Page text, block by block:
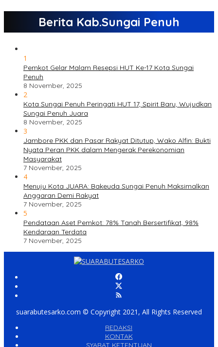
Berita Kab.Sungai Penuh
1
Pemkot Gelar Malam Resepsi HUT Ke-17 Kota Sungai
Penuh
8 November, 2025
2
Kota Sungai Penuh Peringati HUT 17, Spirit Baru, Wujudkan
Sungai Penuh Juara
8 November, 2025
3
Jambore PKK dan Pasar Rakyat Ditutup, Wako Alfin: Bukti
Nyata Peran PKK dalam Mengerak Perekonomian
Masyarakat
7 November, 2025
4
Menuju Kota JUARA: Bakeuda Sungai Penuh Maksimalkan
Anggaran Demi Rakyat
7 November, 2025
5
Pendataan Aset Pemkot: 78% Tanah Bersertifikat, 98%
Kendaraan Terdata
7 November, 2025
suarabutesarko.com © Copyright 2021, All Rights Reserved
REDAKSI
KONTAK
SYARAT KETENTUAN